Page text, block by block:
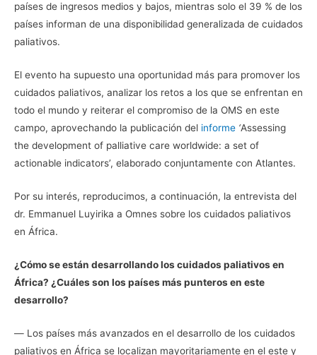
países de ingresos medios y bajos, mientras solo el 39 % de los
países informan de una disponibilidad generalizada de cuidados
paliativos.
El evento ha supuesto una oportunidad más para promover los
cuidados paliativos, analizar los retos a los que se enfrentan en
todo el mundo y reiterar el compromiso de la OMS en este
campo, aprovechando la publicación del informe ‘Assessing
the development of palliative care worldwide: a set of
actionable indicators’, elaborado conjuntamente con Atlantes.
Por su interés, reproducimos, a continuación, la entrevista del
dr. Emmanuel Luyirika a Omnes sobre los cuidados paliativos
en África.
¿Cómo se están desarrollando los cuidados paliativos en
África? ¿Cuáles son los países más punteros en este
desarrollo?
― Los países más avanzados en el desarrollo de los cuidados
paliativos en África se localizan mayoritariamente en el este y